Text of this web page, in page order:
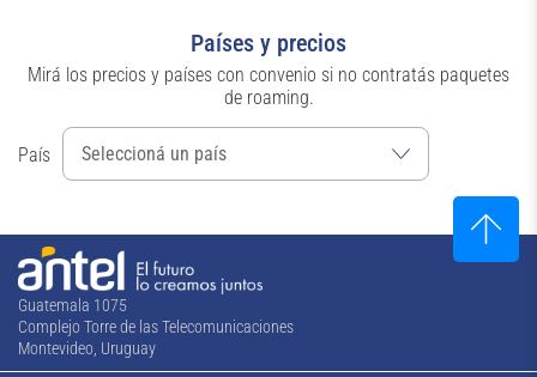
Países y precios
Mirá los precios y países con convenio si no contratás paquetes
de roaming.
País
Guatemala 1075
Complejo Torre de las Telecomunicaciones
Montevideo, Uruguay